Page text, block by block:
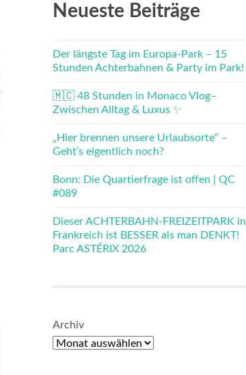
Neueste Beiträge
Der längste Tag im Europa-Park – 15
Stunden Achterbahnen & Party im Park!
🇲🇨 48 Stunden in Monaco Vlog–
Zwischen Alltag & Luxus ✨
„Hier brennen unsere Urlaubsorte“ –
Geht’s eigentlich noch?
Bonn: Die Quartierfrage ist offen | QC
#089
Dieser ACHTERBAHN-FREIZEITPARK in
Frankreich ist BESSER als man DENKT!
Parc ASTÉRIX 2026
Archiv